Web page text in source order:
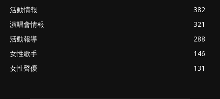
活動情報
382
演唱會情報
321
活動報導
288
女性歌手
146
女性聲優
131